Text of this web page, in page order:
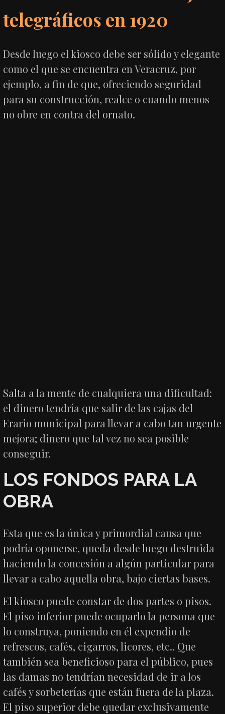
telegráficos en 1920
Desde luego el kiosco debe ser sólido y elegante
como el que se encuentra en Veracruz, por
ejemplo, a fin de que, ofreciendo seguridad
para su construcción, realce o cuando menos
no obre en contra del ornato.
Salta a la mente de cualquiera una dificultad:
el dinero tendría que salir de las cajas del
Erario municipal para llevar a cabo tan urgente
mejora; dinero que tal vez no sea posible
conseguir.
LOS FONDOS PARA LA
OBRA
Esta que es la única y primordial causa que
podría oponerse, queda desde luego destruida
haciendo la concesión a algún particular para
llevar a cabo aquella obra, bajo ciertas bases.
El kiosco puede constar de dos partes o pisos.
El piso inferior puede ocuparlo la persona que
lo construya, poniendo en él expendio de
refrescos, cafés, cigarros, licores, etc.. Que
también sea beneficioso para el público, pues
las damas no tendrían necesidad de ir a los
cafés y sorbeterías que están fuera de la plaza.
El piso superior debe quedar exclusivamente